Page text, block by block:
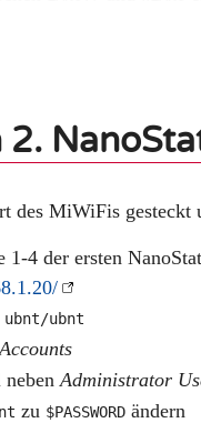
des MiWiFis gesteckt
1-4 der ersten
ubnt/ubnt
nebenAdministrator
zu $PASSWORD ändern